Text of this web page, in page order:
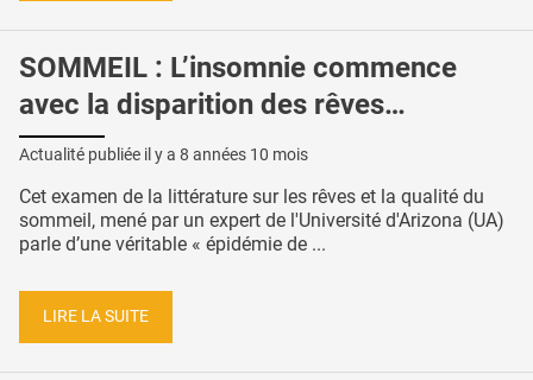
SOMMEIL : L’insomnie commence
avec la disparition des rêves…
Actualité publiée il y a 8 années 10 mois
Cet examen de la littérature sur les rêves et la qualité du
sommeil, mené par un expert de l'Université d'Arizona (UA)
parle d’une véritable « épidémie de ...
LIRE LA SUITE